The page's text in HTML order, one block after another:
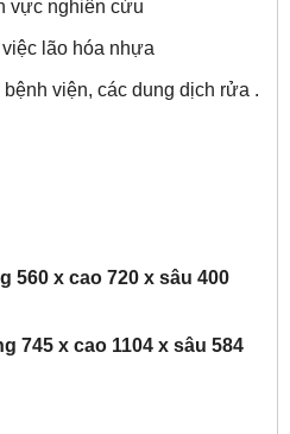
vực nghiên cứu
lão hóa nhựa
viện, các dung dịch rửa .
560 x cao 720 x sâu 400
745 x cao 1104 x sâu 584
02